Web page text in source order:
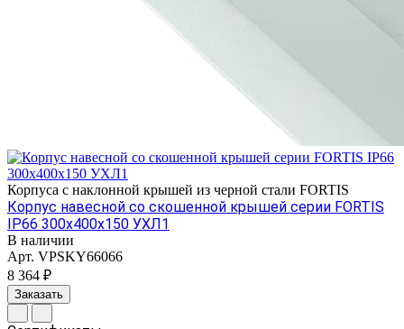
Корпуса с наклонной крышей из черной стали FORTIS
Корпус навесной со скошенной крышей серии FORTIS
IP66 300х400х150 УХЛ1
В наличии
Арт. VPSKY66066
8 364 ₽
Заказать